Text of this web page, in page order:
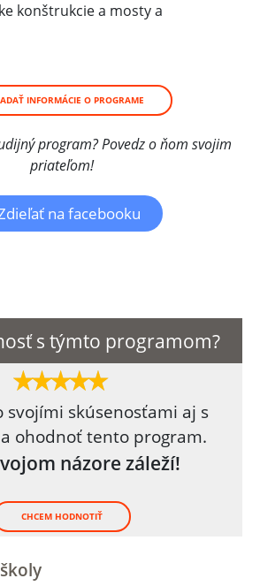
konštrukcie a mosty a
INFORMÁCIE O PROGRAME
program? Povedz o ňom svojim
priateľom!
na facebooku
s týmto programom?
svojími skúsenosťami aj s
ohodnoť tento program.
názore záleží!
CHCEM HODNOTIŤ